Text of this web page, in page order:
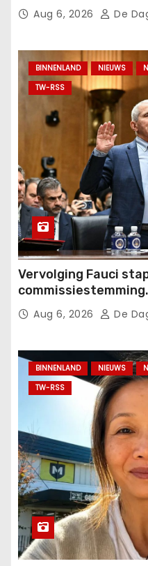
Aug 6, 2026 De
BINNENLAND NIEUWS
TW-RSS
Vervolging Fauci
commissiestemming.
Aug 6, 2026 De
BINNENLAND NIEUWS
TW-RSS